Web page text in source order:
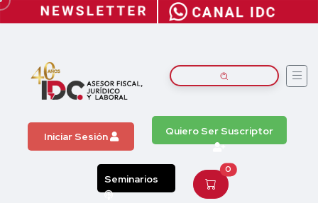
Iniciar Sesión Quiero Ser Suscriptor
Seminarios
0